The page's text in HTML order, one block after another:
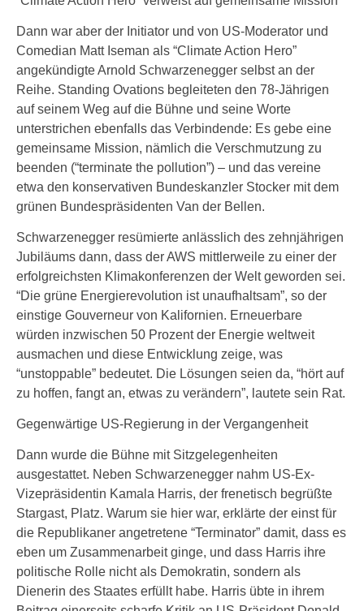
Dann war aber der Initiator und von US-Moderator und
Comedian Matt Iseman als “Climate Action Hero”
angekündigte Arnold Schwarzenegger selbst an der
Reihe. Standing Ovations begleiteten den 78-Jährigen
auf seinem Weg auf die Bühne und seine Worte
unterstrichen ebenfalls das Verbindende: Es gebe eine
gemeinsame Mission, nämlich die Verschmutzung zu
beenden (“terminate the pollution”) – und das vereine
etwa den konservativen Bundeskanzler Stocker mit dem
grünen Bundespräsidenten Van der Bellen.
Schwarzenegger resümierte anlässlich des zehnjährigen
Jubiläums dann, dass der AWS mittlerweile zu einer der
erfolgreichsten Klimakonferenzen der Welt geworden sei.
“Die grüne Energierevolution ist unaufhaltsam”, so der
einstige Gouverneur von Kalifornien. Erneuerbare
würden inzwischen 50 Prozent der Energie weltweit
ausmachen und diese Entwicklung zeige, was
“unstoppable” bedeutet. Die Lösungen seien da, “hört auf
zu hoffen, fangt an, etwas zu verändern”, lautete sein Rat.
Gegenwärtige US-Regierung in der Vergangenheit
Dann wurde die Bühne mit Sitzgelegenheiten
ausgestattet. Neben Schwarzenegger nahm US-Ex-
Vizepräsidentin Kamala Harris, der frenetisch begrüßte
Stargast, Platz. Warum sie hier war, erklärte der einst für
die Republikaner angetretene “Terminator” damit, dass es
eben um Zusammenarbeit ginge, und dass Harris ihre
politische Rolle nicht als Demokratin, sondern als
Dienerin des Staates erfüllt habe. Harris übte in ihrem